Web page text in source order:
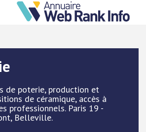
de poterie, production et
de céramique, accès à
professionnels. Paris 19 -
Belleville.